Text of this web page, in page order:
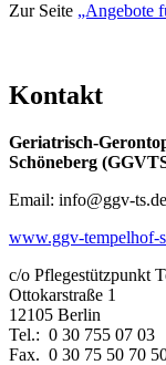
Zur Seite „Angebote
Kontakt
Geriatrisch-
Schöneberg
Email: info@ggv-ts.de
www.ggv-tempelhof-
c/o Pflegestützpunkt
Ottokarstraße 1
12105 Berlin
Tel.: 0 30 755 07 03
Fax. 0 30 75 50 70